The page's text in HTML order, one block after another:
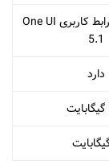
اندروید ۱۳ با رابط کاربری One UI
5.1
دارد